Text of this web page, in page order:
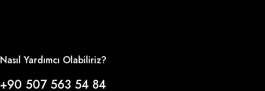
Nasıl Yardımcı Olabiliriz?
+90 507 563 54 84